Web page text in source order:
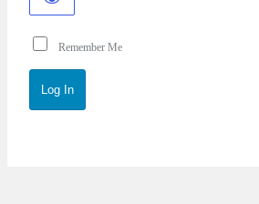
Remember Me